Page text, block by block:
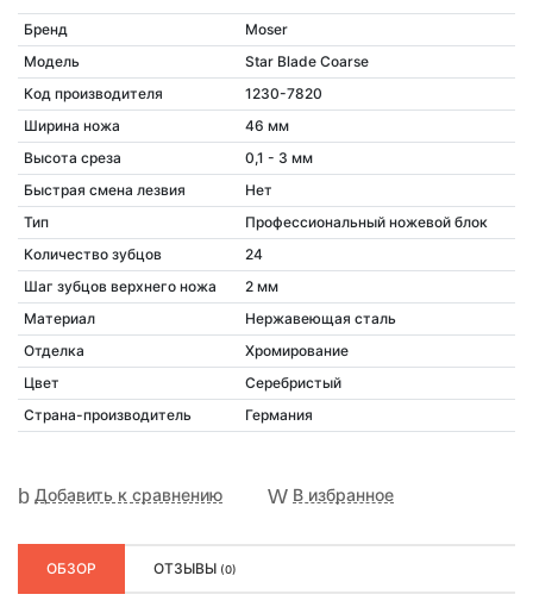
Бренд
Moser
Модель
Star Blade Coarse
Код производителя
1230-7820
Ширина ножа
46 мм
Высота среза
0,1 - 3 мм
Быстрая смена лезвия
Нет
Тип
Профессиональный ножевой блок
Количество зубцов
24
Шаг зубцов верхнего ножа
2 мм
Материал
Нержавеющая сталь
Отделка
Хромирование
Цвет
Серебристый
Страна-производитель
Германия
Добавить к сравнению В избранное
ОБЗОР ОТЗЫВЫ (0)